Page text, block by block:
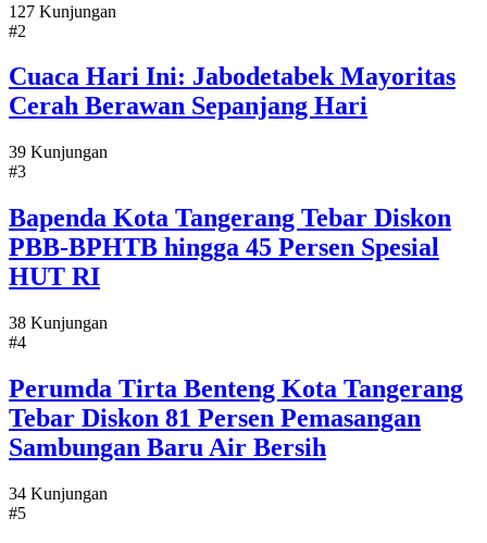
127 Kunjungan
#2
Cuaca Hari Ini: Jabodetabek Mayoritas
Cerah Berawan Sepanjang Hari
39 Kunjungan
#3
Bapenda Kota Tangerang Tebar Diskon
PBB-BPHTB hingga 45 Persen Spesial
HUT RI
38 Kunjungan
#4
Perumda Tirta Benteng Kota Tangerang
Tebar Diskon 81 Persen Pemasangan
Sambungan Baru Air Bersih
34 Kunjungan
#5